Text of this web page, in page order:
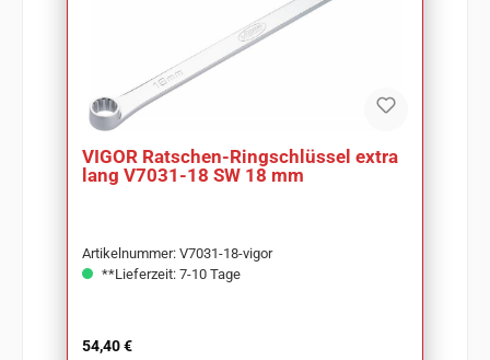
VIGOR Ratschen-Ringschlüssel extra
lang V7031-18 SW 18 mm
Artikelnummer: V7031-18-vigor
**Lieferzeit: 7-10 Tage
Regulärer Preis:
54,40 €